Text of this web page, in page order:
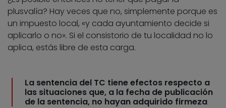
plusvalía? Hay veces que no, simplemente porque es
un impuesto local, «y cada ayuntamiento decide si
aplicarlo o no». Si el consistorio de tu localidad no lo
aplica, estás libre de esta carga.
La sentencia del TC tiene efectos respecto a
las situaciones que, a la fecha de publicación
de la sentencia, no hayan adquirido firmeza